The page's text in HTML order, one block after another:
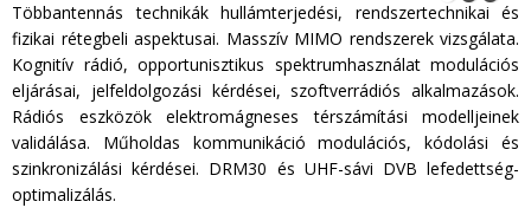
Többantennás technikák hullámterjedési, rendszertechnikai és
fizikai rétegbeli aspektusai. Masszív MIMO rendszerek vizsgálata.
Kognitív rádió, opportunisztikus spektrumhasználat modulációs
eljárásai, jelfeldolgozási kérdései, szoftverrádiós alkalmazások.
Rádiós eszközök elektromágneses térszámítási modelljeinek
validálása. Műholdas kommunikáció modulációs, kódolási és
szinkronizálási kérdései. DRM30 és UHF-sávi DVB lefedettség-
optimalizálás.